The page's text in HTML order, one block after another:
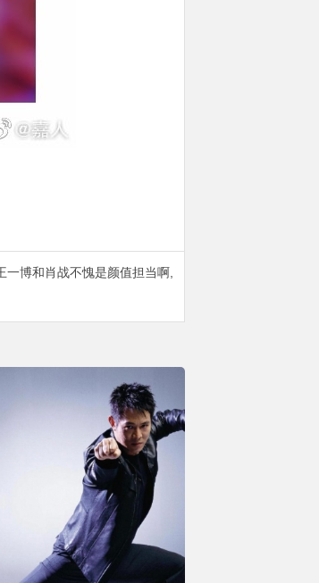
博和肖战不愧是颜值担当啊,